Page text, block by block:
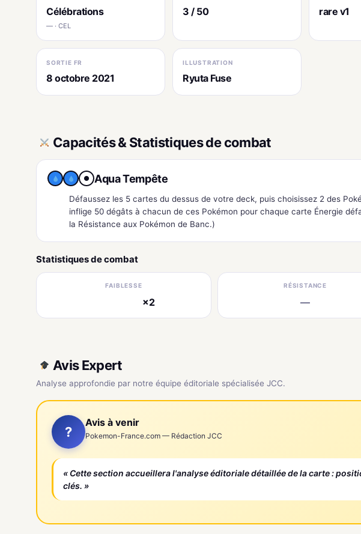
Célébrations
— · CEL
3 / 50 rare v1
SORTIE FR
8 octobre 2021
ILLUSTRATION
Ryuta Fuse
Capacités & Statistiques de combat
● Aqua Tempête
Défaussez les 5 cartes du dessus de votre deck, puis choisissez 2 des
inflige 50 dégâts à chacun de ces Pokémon pour chaque carte Énergie
la Résistance aux Pokémon de Banc.)
Statistiques de combat
FAIBLESSE
×2
RÉSISTANCE
—
Avis Expert
Analyse approfondie par notre équipe éditoriale spécialisée JCC.
?
Avis à venir
Pokemon-France.com — Rédaction JCC
« Cette section accueillera l'analyse éditoriale détaillée de la carte :
clés. »